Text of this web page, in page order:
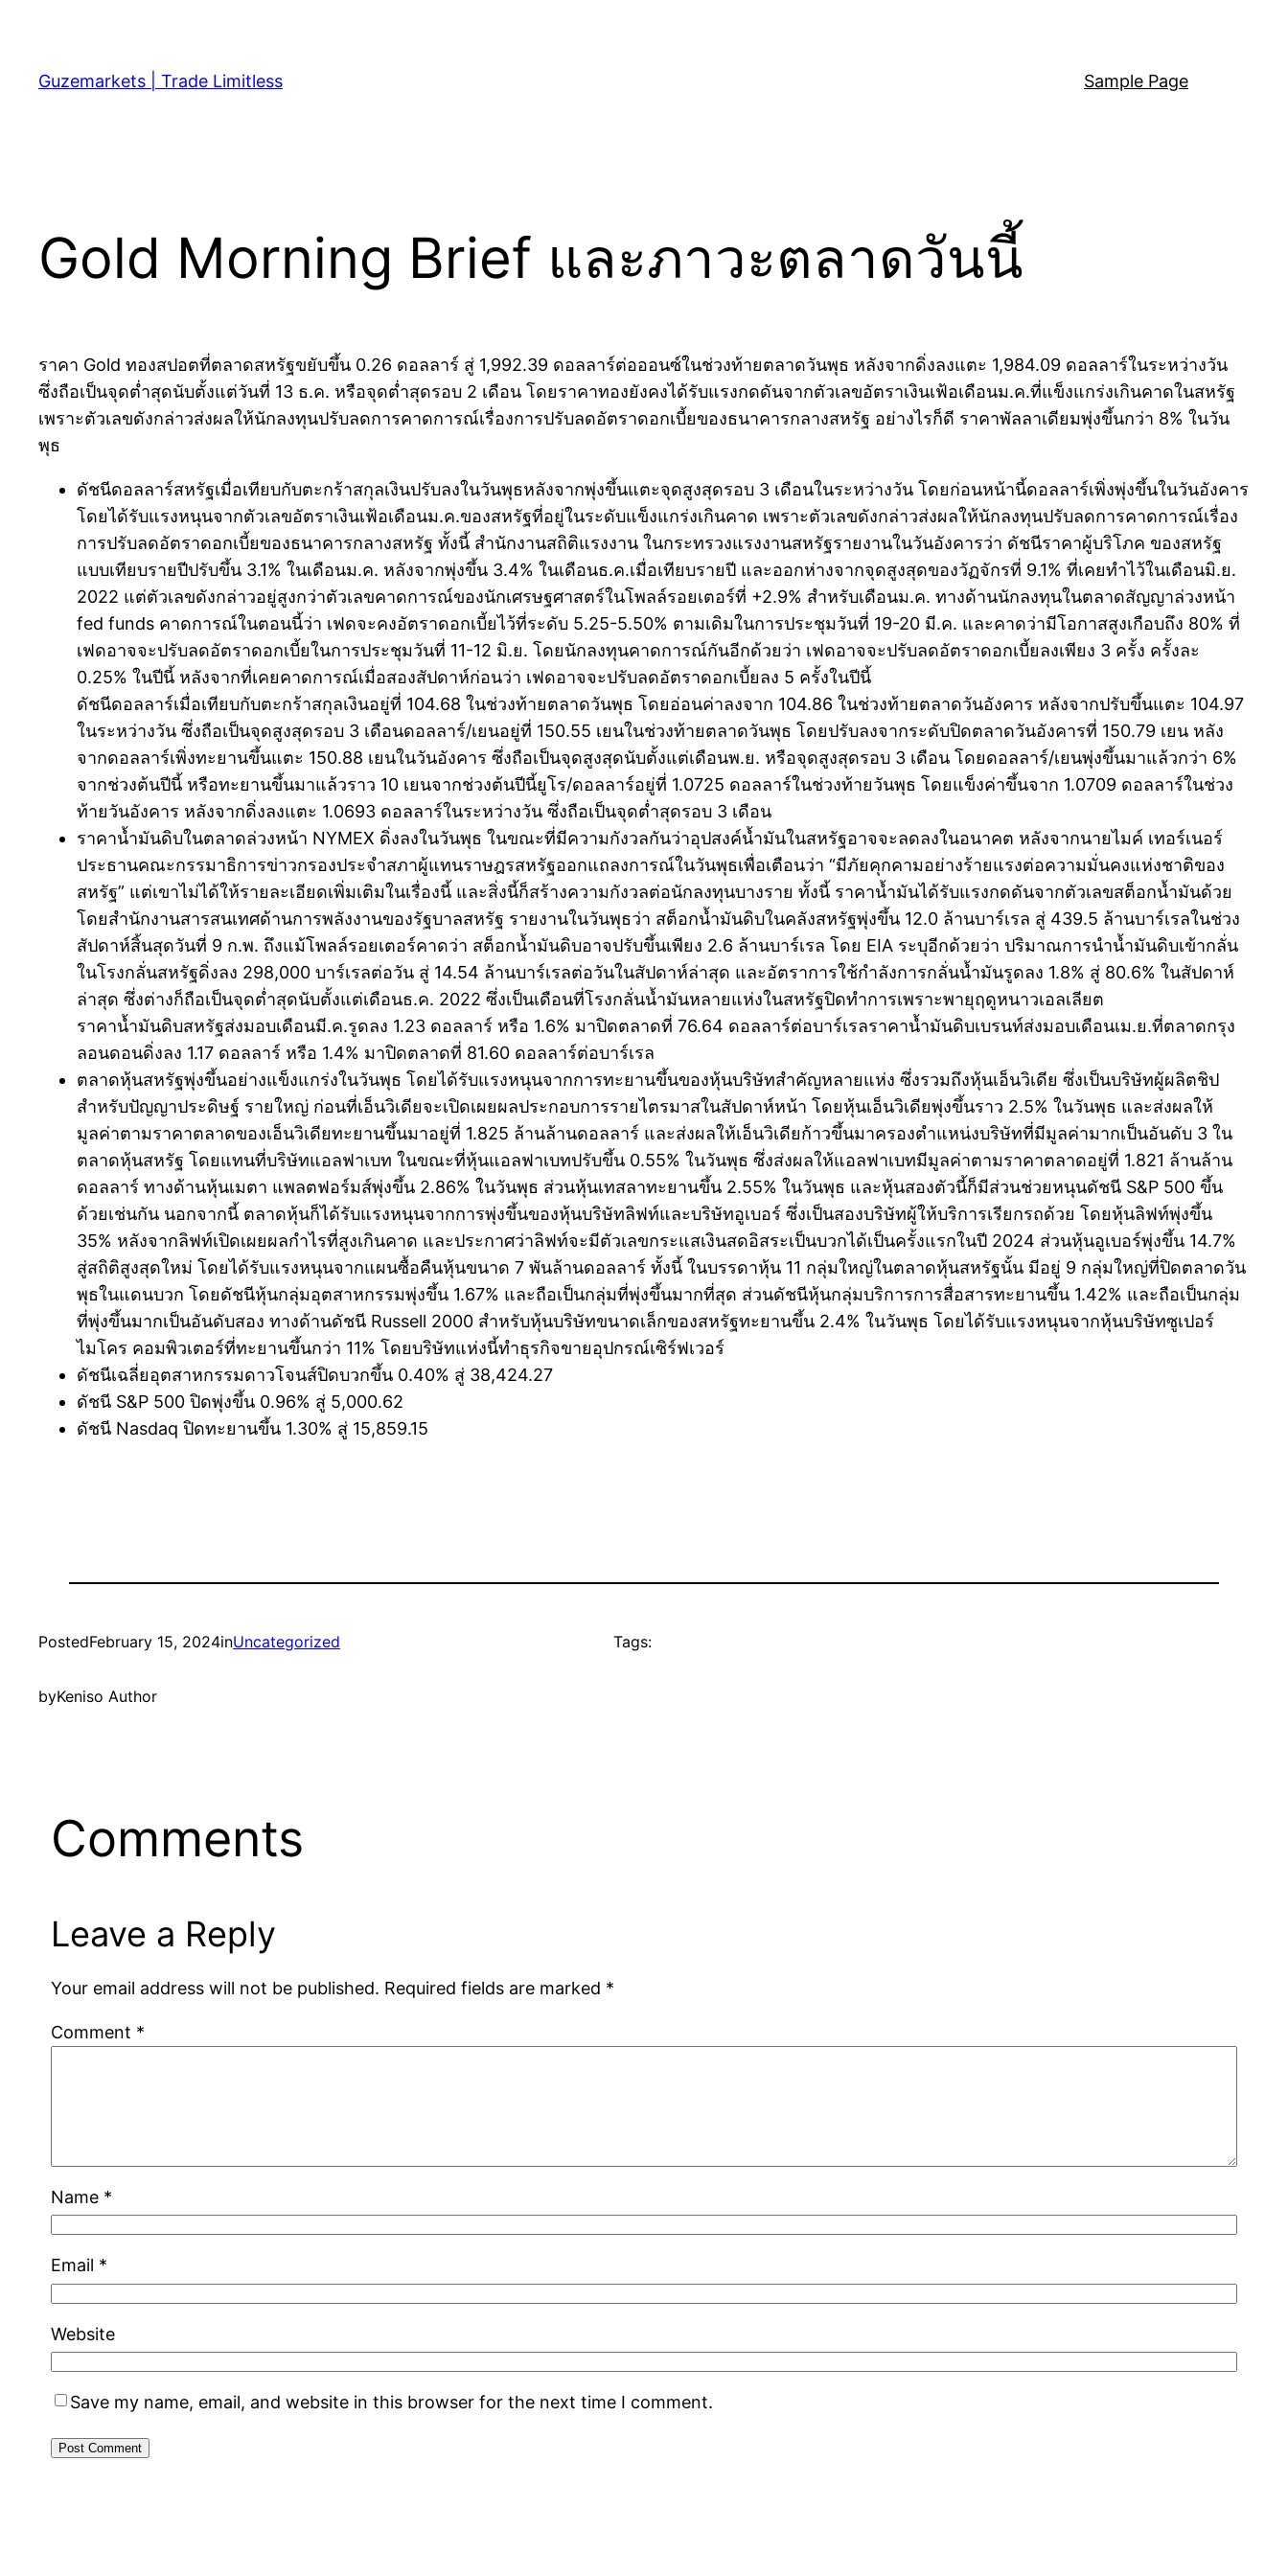
content
Guzemarkets | Trade Limitless Sample Page
Gold Morning Brief และภาวะตลาดวันนี้
ราคา Gold ทองสปอตที่ตลาดสหรัฐขยับขึ้น 0.26 ดอลลาร์ สู่ 1,992.39 ดอลลาร์ต่อออนซ์ในช่วงท้ายตลาดวันพุธ หลังจากดิ่งลงแตะ 1,984.09 ดอลลาร์ในระหว่างวัน
ซึ่งถือเป็นจุดต่ำสุดนับตั้งแต่วันที่ 13 ธ.ค. หรือจุดต่ำสุดรอบ 2 เดือน โดยราคาทองยังคงได้รับแรงกดดันจากตัวเลขอัตราเงินเฟ้อเดือนม.ค.ที่แข็งแกร่งเกินคาดในสหรัฐ
เพราะตัวเลขดังกล่าวส่งผลให้นักลงทุนปรับลดการคาดการณ์เรื่องการปรับลดอัตราดอกเบี้ยของธนาคารกลางสหรัฐ อย่างไรก็ดี ราคาพัลลาเดียมพุ่งขึ้นกว่า 8% ในวัน
พุธ
ดัชนีดอลลาร์สหรัฐเมื่อเทียบกับตะกร้าสกุลเงินปรับลงในวันพุธหลังจากพุ่งขึ้นแตะจุดสูงสุดรอบ 3 เดือนในระหว่างวัน โดยก่อนหน้านี้ดอลลาร์เพิ่งพุ่งขึ้นในวันอังคาร
โดยได้รับแรงหนุนจากตัวเลขอัตราเงินเฟ้อเดือนม.ค.ของสหรัฐที่อยู่ในระดับแข็งแกร่งเกินคาด เพราะตัวเลขดังกล่าวส่งผลให้นักลงทุนปรับลดการคาดการณ์เรื่อง
การปรับลดอัตราดอกเบี้ยของธนาคารกลางสหรัฐ ทั้งนี้ สำนักงานสถิติแรงงาน ในกระทรวงแรงงานสหรัฐรายงานในวันอังคารว่า ดัชนีราคาผู้บริโภค ของสหรัฐ
แบบเทียบรายปีปรับขึ้น 3.1% ในเดือนม.ค. หลังจากพุ่งขึ้น 3.4% ในเดือนธ.ค.เมื่อเทียบรายปี และออกห่างจากจุดสูงสุดของวัฏจักรที่ 9.1% ที่เคยทำไว้ในเดือนมิ.ย.
2022 แต่ตัวเลขดังกล่าวอยู่สูงกว่าตัวเลขคาดการณ์ของนักเศรษฐศาสตร์ในโพลล์รอยเตอร์ที่ +2.9% สำหรับเดือนม.ค. ทางด้านนักลงทุนในตลาดสัญญาล่วงหน้า
fed funds คาดการณ์ในตอนนี้ว่า เฟดจะคงอัตราดอกเบี้ยไว้ที่ระดับ 5.25-5.50% ตามเดิมในการประชุมวันที่ 19-20 มี.ค. และคาดว่ามีโอกาสสูงเกือบถึง 80% ที่
เฟดอาจจะปรับลดอัตราดอกเบี้ยในการประชุมวันที่ 11-12 มิ.ย. โดยนักลงทุนคาดการณ์กันอีกด้วยว่า เฟดอาจจะปรับลดอัตราดอกเบี้ยลงเพียง 3 ครั้ง ครั้งละ
0.25% ในปีนี้ หลังจากที่เคยคาดการณ์เมื่อสองสัปดาห์ก่อนว่า เฟดอาจจะปรับลดอัตราดอกเบี้ยลง 5 ครั้งในปีนี้
ดัชนีดอลลาร์เมื่อเทียบกับตะกร้าสกุลเงินอยู่ที่ 104.68 ในช่วงท้ายตลาดวันพุธ โดยอ่อนค่าลงจาก 104.86 ในช่วงท้ายตลาดวันอังคาร หลังจากปรับขึ้นแตะ 104.97
ในระหว่างวัน ซึ่งถือเป็นจุดสูงสุดรอบ 3 เดือนดอลลาร์/เยนอยู่ที่ 150.55 เยนในช่วงท้ายตลาดวันพุธ โดยปรับลงจากระดับปิดตลาดวันอังคารที่ 150.79 เยน หลัง
จากดอลลาร์เพิ่งทะยานขึ้นแตะ 150.88 เยนในวันอังคาร ซึ่งถือเป็นจุดสูงสุดนับตั้งแต่เดือนพ.ย. หรือจุดสูงสุดรอบ 3 เดือน โดยดอลลาร์/เยนพุ่งขึ้นมาแล้วกว่า 6%
จากช่วงต้นปีนี้ หรือทะยานขึ้นมาแล้วราว 10 เยนจากช่วงต้นปีนี้ยูโร/ดอลลาร์อยู่ที่ 1.0725 ดอลลาร์ในช่วงท้ายวันพุธ โดยแข็งค่าขึ้นจาก 1.0709 ดอลลาร์ในช่วง
ท้ายวันอังคาร หลังจากดิ่งลงแตะ 1.0693 ดอลลาร์ในระหว่างวัน ซึ่งถือเป็นจุดต่ำสุดรอบ 3 เดือน
ราคาน้ำมันดิบในตลาดล่วงหน้า NYMEX ดิ่งลงในวันพุธ ในขณะที่มีความกังวลกันว่าอุปสงค์น้ำมันในสหรัฐอาจจะลดลงในอนาคต หลังจากนายไมค์ เทอร์เนอร์
ประธานคณะกรรมาธิการข่าวกรองประจำสภาผู้แทนราษฎรสหรัฐออกแถลงการณ์ในวันพุธเพื่อเตือนว่า “มีภัยคุกคามอย่างร้ายแรงต่อความมั่นคงแห่งชาติของ
สหรัฐ” แต่เขาไม่ได้ให้รายละเอียดเพิ่มเติมในเรื่องนี้ และสิ่งนี้ก็สร้างความกังวลต่อนักลงทุนบางราย ทั้งนี้ ราคาน้ำมันได้รับแรงกดดันจากตัวเลขสต็อกน้ำมันด้วย
โดยสำนักงานสารสนเทศด้านการพลังงานของรัฐบาลสหรัฐ รายงานในวันพุธว่า สต็อกน้ำมันดิบในคลังสหรัฐพุ่งขึ้น 12.0 ล้านบาร์เรล สู่ 439.5 ล้านบาร์เรลในช่วง
สัปดาห์สิ้นสุดวันที่ 9 ก.พ. ถึงแม้โพลล์รอยเตอร์คาดว่า สต็อกน้ำมันดิบอาจปรับขึ้นเพียง 2.6 ล้านบาร์เรล โดย EIA ระบุอีกด้วยว่า ปริมาณการนำน้ำมันดิบเข้ากลั่น
ในโรงกลั่นสหรัฐดิ่งลง 298,000 บาร์เรลต่อวัน สู่ 14.54 ล้านบาร์เรลต่อวันในสัปดาห์ล่าสุด และอัตราการใช้กำลังการกลั่นน้ำมันรูดลง 1.8% สู่ 80.6% ในสัปดาห์
ล่าสุด ซึ่งต่างก็ถือเป็นจุดต่ำสุดนับตั้งแต่เดือนธ.ค. 2022 ซึ่งเป็นเดือนที่โรงกลั่นน้ำมันหลายแห่งในสหรัฐปิดทำการเพราะพายุฤดูหนาวเอลเลียต
ราคาน้ำมันดิบสหรัฐส่งมอบเดือนมี.ค.รูดลง 1.23 ดอลลาร์ หรือ 1.6% มาปิดตลาดที่ 76.64 ดอลลาร์ต่อบาร์เรลราคาน้ำมันดิบเบรนท์ส่งมอบเดือนเม.ย.ที่ตลาดกรุง
ลอนดอนดิ่งลง 1.17 ดอลลาร์ หรือ 1.4% มาปิดตลาดที่ 81.60 ดอลลาร์ต่อบาร์เรล
ตลาดหุ้นสหรัฐพุ่งขึ้นอย่างแข็งแกร่งในวันพุธ โดยได้รับแรงหนุนจากการทะยานขึ้นของหุ้นบริษัทสำคัญหลายแห่ง ซึ่งรวมถึงหุ้นเอ็นวิเดีย ซึ่งเป็นบริษัทผู้ผลิตชิป
สำหรับปัญญาประดิษฐ์ รายใหญ่ ก่อนที่เอ็นวิเดียจะเปิดเผยผลประกอบการรายไตรมาสในสัปดาห์หน้า โดยหุ้นเอ็นวิเดียพุ่งขึ้นราว 2.5% ในวันพุธ และส่งผลให้
มูลค่าตามราคาตลาดของเอ็นวิเดียทะยานขึ้นมาอยู่ที่ 1.825 ล้านล้านดอลลาร์ และส่งผลให้เอ็นวิเดียก้าวขึ้นมาครองตำแหน่งบริษัทที่มีมูลค่ามากเป็นอันดับ 3 ใน
ตลาดหุ้นสหรัฐ โดยแทนที่บริษัทแอลฟาเบท ในขณะที่หุ้นแอลฟาเบทปรับขึ้น 0.55% ในวันพุธ ซึ่งส่งผลให้แอลฟาเบทมีมูลค่าตามราคาตลาดอยู่ที่ 1.821 ล้านล้าน
ดอลลาร์ ทางด้านหุ้นเมตา แพลตฟอร์มส์พุ่งขึ้น 2.86% ในวันพุธ ส่วนหุ้นเทสลาทะยานขึ้น 2.55% ในวันพุธ และหุ้นสองตัวนี้ก็มีส่วนช่วยหนุนดัชนี S&P 500 ขึ้น
ด้วยเช่นกัน นอกจากนี้ ตลาดหุ้นก็ได้รับแรงหนุนจากการพุ่งขึ้นของหุ้นบริษัทลิฟท์และบริษัทอูเบอร์ ซึ่งเป็นสองบริษัทผู้ให้บริการเรียกรถด้วย โดยหุ้นลิฟท์พุ่งขึ้น
35% หลังจากลิฟท์เปิดเผยผลกำไรที่สูงเกินคาด และประกาศว่าลิฟท์จะมีตัวเลขกระแสเงินสดอิสระเป็นบวกได้เป็นครั้งแรกในปี 2024 ส่วนหุ้นอูเบอร์พุ่งขึ้น 14.7%
สู่สถิติสูงสุดใหม่ โดยได้รับแรงหนุนจากแผนซื้อคืนหุ้นขนาด 7 พันล้านดอลลาร์ ทั้งนี้ ในบรรดาหุ้น 11 กลุ่มใหญ่ในตลาดหุ้นสหรัฐนั้น มีอยู่ 9 กลุ่มใหญ่ที่ปิดตลาดวัน
พุธในแดนบวก โดยดัชนีหุ้นกลุ่มอุตสาหกรรมพุ่งขึ้น 1.67% และถือเป็นกลุ่มที่พุ่งขึ้นมากที่สุด ส่วนดัชนีหุ้นกลุ่มบริการการสื่อสารทะยานขึ้น 1.42% และถือเป็นกลุ่ม
ที่พุ่งขึ้นมากเป็นอันดับสอง ทางด้านดัชนี Russell 2000 สำหรับหุ้นบริษัทขนาดเล็กของสหรัฐทะยานขึ้น 2.4% ในวันพุธ โดยได้รับแรงหนุนจากหุ้นบริษัทซูเปอร์
ไมโคร คอมพิวเตอร์ที่ทะยานขึ้นกว่า 11% โดยบริษัทแห่งนี้ทำธุรกิจขายอุปกรณ์เซิร์ฟเวอร์
ดัชนีเฉลี่ยอุตสาหกรรมดาวโจนส์ปิดบวกขึ้น 0.40% สู่ 38,424.27
ดัชนี S&P 500 ปิดพุ่งขึ้น 0.96% สู่ 5,000.62
ดัชนี Nasdaq ปิดทะยานขึ้น 1.30% สู่ 15,859.15
PostedFebruary 15, 2024inUncategorized
byKeniso Author
Tags:
Comments
Leave a Reply
Your email address will not be published. Required fields are marked *
Comment *
Name *
Email *
Website
Save my name, email, and website in this browser for the next time I comment.